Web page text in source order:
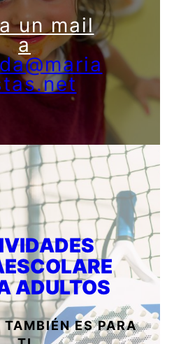
un mail
a
ADULTOS
TAMBIÉN ES PARA